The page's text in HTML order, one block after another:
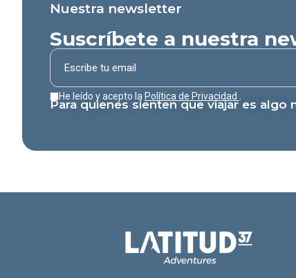
Nuestra newsletter
Suscríbete a nuestra
He leído y acepto la Política de Privacidad
Para quienes sienten que viajar es algo